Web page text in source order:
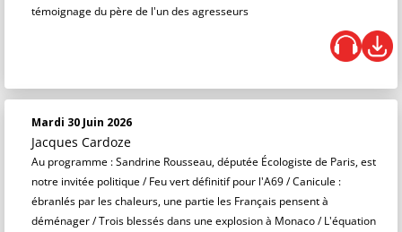
témoignage du père de l'un des agresseurs
Mardi 30 Juin 2026
Jacques Cardoze
Au programme : Sandrine Rousseau, députée Écologiste de Paris, est
notre invitée politique / Feu vert définitif pour l'A69 / Canicule :
ébranlés par les chaleurs, une partie les Français pensent à
déménager / Trois blessés dans une explosion à Monaco / L'équation